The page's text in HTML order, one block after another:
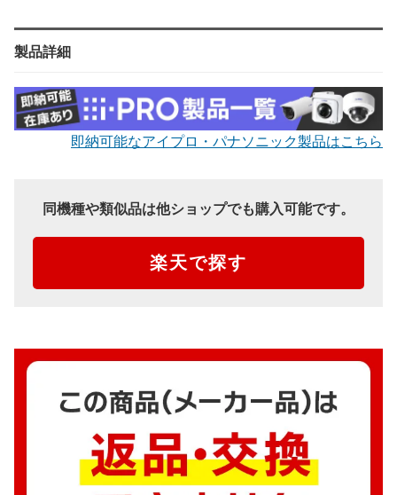
製品詳細
即納可能なアイプロ・パナソニック製品はこちら
同機種や類似品は他ショップでも購入可能です。
楽天で探す